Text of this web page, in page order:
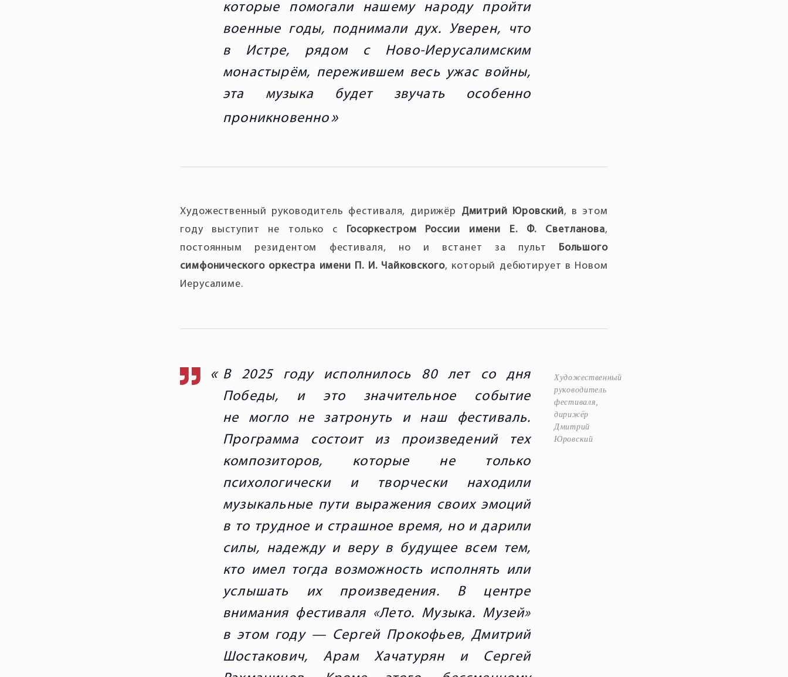
которые помогали нашему народу пройти
военные годы, поднимали дух. Уверен, что
в Истре, рядом с Ново-Иерусалимским
монастырём, пережившем весь ужас войны,
эта музыка будет звучать особенно
проникновенно
Художественный руководитель фестиваля, дирижёр Дмитрий Юровский, в этом
году выступит не только с Госоркестром России имени Е. Ф. Светланова,
постоянным резидентом фестиваля, но и встанет за пульт Большого
симфонического оркестра имени П. И. Чайковского, который дебютирует в Новом
Иерусалиме.
Художественный
руководитель
фестиваля,
дирижёр
Дмитрий
Юровский
В 2025 году исполнилось 80 лет со дня
Победы, и это значительное событие
не могло не затронуть и наш фестиваль.
Программа состоит из произведений тех
композиторов, которые не только
психологически и творчески находили
музыкальные пути выражения своих эмоций
в то трудное и страшное время, но и дарили
силы, надежду и веру в будущее всем тем,
кто имел тогда возможность исполнять или
услышать их произведения. В центре
внимания фестиваля «Лето. Музыка. Музей»
в этом году — Сергей Прокофьев, Дмитрий
Шостакович, Арам Хачатурян и Сергей